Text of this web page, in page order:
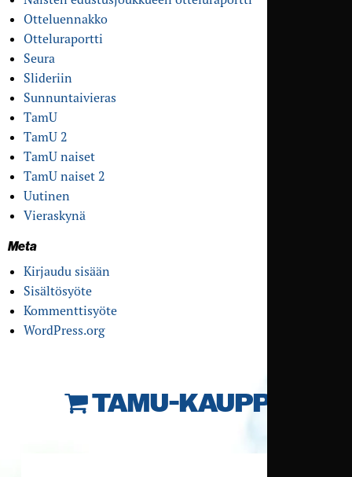
Otteluennakko
Otteluraportti
Seura
Slideriin
Sunnuntaivieras
TamU
TamU 2
TamU naiset
TamU naiset 2
Uutinen
Vieraskynä
Meta
Kirjaudu sisään
Sisältösyöte
Kommenttisyöte
WordPress.org
TAMU-KAUPPA